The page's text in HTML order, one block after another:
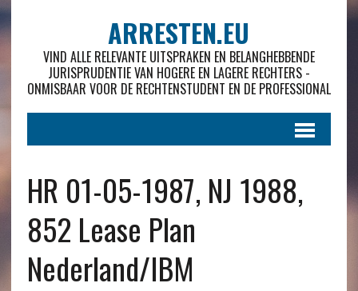
ARRESTEN.EU
VIND ALLE RELEVANTE UITSPRAKEN EN BELANGHEBBENDE
JURISPRUDENTIE VAN HOGERE EN LAGERE RECHTERS -
ONMISBAAR VOOR DE RECHTENSTUDENT EN DE PROFESSIONAL
HR 01-05-1987, NJ 1988,
852 Lease Plan
Nederland/IBM